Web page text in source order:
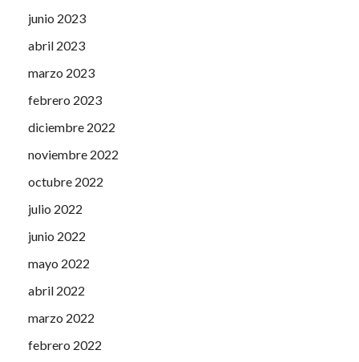
junio 2023
abril 2023
marzo 2023
febrero 2023
diciembre 2022
noviembre 2022
octubre 2022
julio 2022
junio 2022
mayo 2022
abril 2022
marzo 2022
febrero 2022